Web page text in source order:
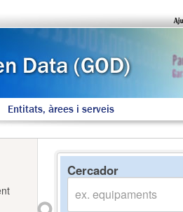
Entitats, àrees i serveis
Cercador